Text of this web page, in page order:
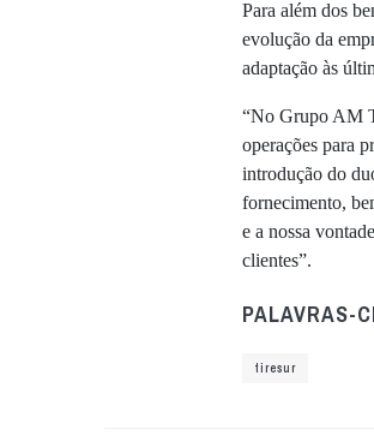
Para além dos
evolução da
adaptação às
“No Grupo AM
operações para
introdução do
fornecimento,
e a nossa
clientes”.
PALAVRAS-
tiresur